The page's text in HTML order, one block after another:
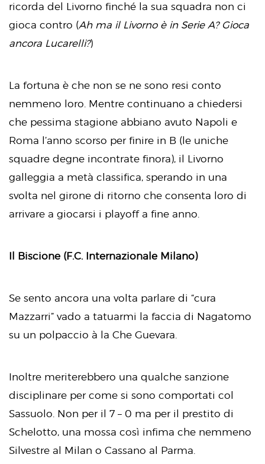
ricorda del Livorno finché la sua squadra non ci
gioca contro (Ah ma il Livorno è in Serie A? Gioca
ancora Lucarelli?)
La fortuna è che non se ne sono resi conto
nemmeno loro. Mentre continuano a chiedersi
che pessima stagione abbiano avuto Napoli e
Roma l’anno scorso per finire in B (le uniche
squadre degne incontrate finora), il Livorno
galleggia a metà classifica, sperando in una
svolta nel girone di ritorno che consenta loro di
arrivare a giocarsi i playoff a fine anno.
Il Biscione (F.C. Internazionale Milano)
Se sento ancora una volta parlare di “cura
Mazzarri” vado a tatuarmi la faccia di Nagatomo
su un polpaccio à la Che Guevara.
Inoltre meriterebbero una qualche sanzione
disciplinare per come si sono comportati col
Sassuolo. Non per il 7 – 0 ma per il prestito di
Schelotto, una mossa così infima che nemmeno
Silvestre al Milan o Cassano al Parma.